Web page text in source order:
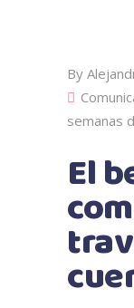
By
semanas
El